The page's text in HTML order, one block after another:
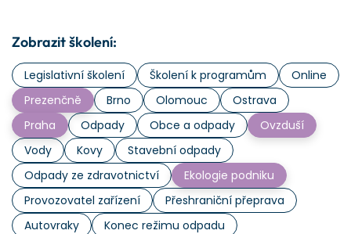
Zobrazit školení:
Legislativní školení Školení k programům
Online
Prezenčně
Brno Olomouc
Ostrava
Praha
Odpady Obce a odpady
Ovzduší
Vody
Kovy
Stavební odpady
Odpady ze zdravotnictví
Ekologie podniku
Provozovatel zařízení
Přeshraniční přeprava
Autovraky
Konec režimu odpadu